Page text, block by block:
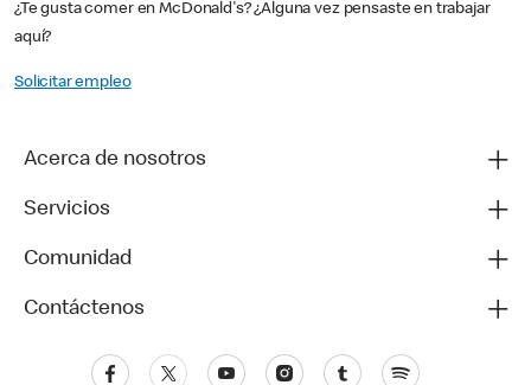
¿Te gusta comer en McDonald's? ¿Alguna vez pensaste en trabajar
aquí?
Solicitar empleo
Acerca de nosotros
Servicios
Comunidad
Contáctenos